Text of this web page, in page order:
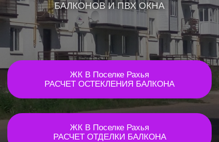
БАЛКОНОВ И ПВХ ОКНА
ЖК В Поселке Рахья
РАСЧЕТ ОСТЕКЛЕНИЯ БАЛКОНА
ЖК В Поселке Рахья
РАСЧЕТ ОТДЕЛКИ БАЛКОНА